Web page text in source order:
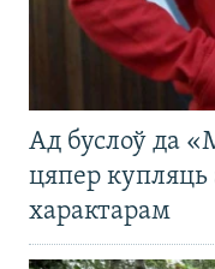
Ад буслоў да
цяпер купляць
характарам